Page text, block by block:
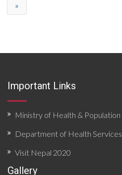
»
Important Links
Ministry of Health & Population
Department of Health Services
Visit Nepal 2020
Gallery